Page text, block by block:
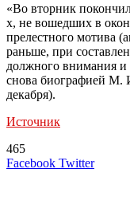
«Во вторник
х, не вошедших в
прелестного мотива
раньше, при
должного внимания и
снова биографией М.
декабря).
Источник
465
Facebook TwitterTumblr
Reddit
Skype
Viber
Line